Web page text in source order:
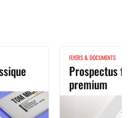
FLYERS & DOCUMENTS
Prospectus
premium